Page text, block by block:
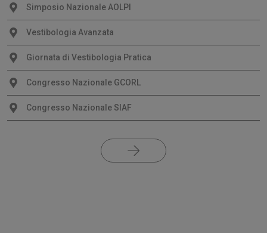
Simposio Nazionale AOLPI
Vestibologia Avanzata
Giornata di Vestibologia Pratica
Congresso Nazionale GCORL
Congresso Nazionale SIAF